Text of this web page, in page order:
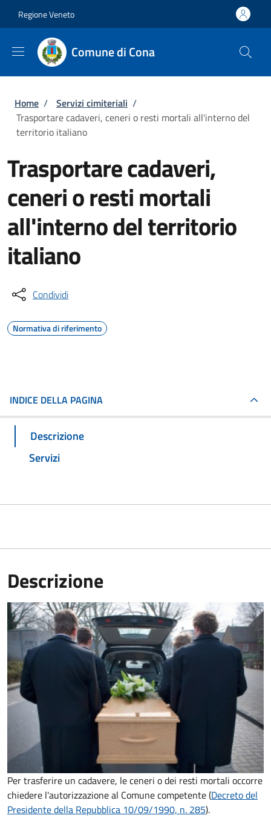
Regione Veneto
Comune di Cona
Briciole di pane
Home / Servizi cimiteriali /
Trasportare cadaveri, ceneri o resti mortali all'interno del
territorio italiano
Trasportare cadaveri,
ceneri o resti mortali
all'interno del territorio
italiano
Condividi
Normativa di riferimento
INDICE DELLA PAGINA
Descrizione
Servizi
Descrizione
Per trasferire un cadavere, le ceneri o dei resti mortali occorre
chiedere l'autorizzazione al Comune competente (Decreto del
Presidente della Repubblica 10/09/1990, n. 285).